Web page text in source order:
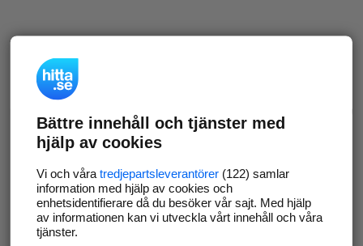
Bättre innehåll och tjänster med
hjälp av cookies
Vi och våra tredjepartsleverantörer(122) samlar
information med hjälp av cookies och
enhetsidentifierare då du besöker vår sajt. Med hjälp
av informationen kan vi utveckla vårt innehåll och våra
tjänster.